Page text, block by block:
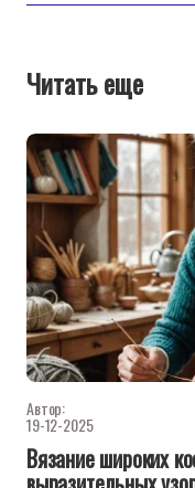
Читать еще
Автор:
19-12-2025
Вязание широких